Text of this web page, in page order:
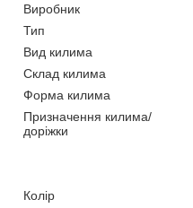
Виробник
Тип
Вид килима
Склад килима
Форма килима
Призначення килима/
доріжки
Колір